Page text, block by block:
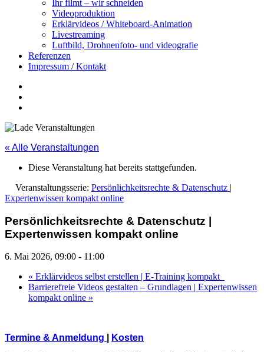
Ihr filmt – wir schneiden
Videoproduktion
Erklärvideos / Whiteboard-Animation
Livestreaming
Luftbild, Drohnenfoto- und videografie
Referenzen
Impressum / Kontakt
« Alle Veranstaltungen
Diese Veranstaltung hat bereits stattgefunden.
Veranstaltungsserie: Persönlichkeitsrechte & Datenschutz |
Expertenwissen kompakt online
Persönlichkeitsrechte & Datenschutz |
Expertenwissen kompakt online
6. Mai 2026, 09:00 - 11:00
« Erklärvideos selbst erstellen | E-Training kompakt
Barrierefreie Videos gestalten – Grundlagen | Expertenwissen
kompakt online »
Termine & Anmeldung
Kosten